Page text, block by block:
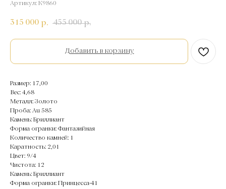
Артикул: К9860
315 000 р. 455 000 р.
Добавить в корзину
Размер: 17,00
Вес: 4,68
Металл: Золото
Проба: Au 585
Камень: Бриллиант
Форма огранки: Фантазийная
Количество камней: 1
Каратность: 2,01
Цвет: 9/4
Чистота: 12
Камень: Бриллиант
Форма огранки: Принцесса-41